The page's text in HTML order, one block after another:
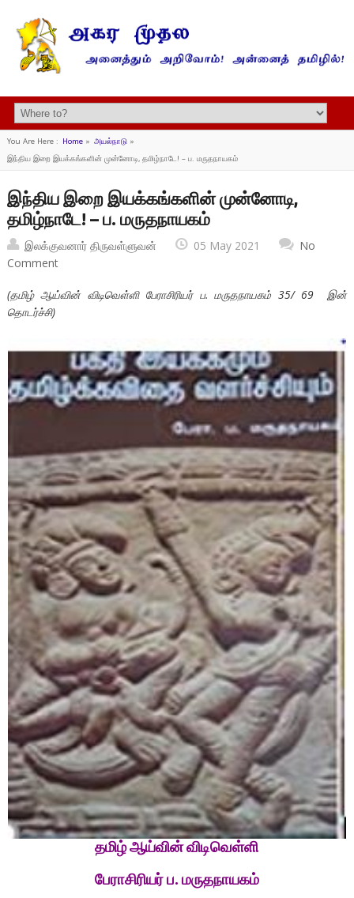
You Are Here : Home» அயல்நாடு»
இந்திய இறை இயக்கங்களின் முன்னோடி, தமிழ்நாடே! – ப. மருதநாயகம்
இந்திய இறை இயக்கங்களின் முன்னோடி,
தமிழ்நாடே! – ப. மருதநாயகம்
இலக்குவனார் திருவள்ளுவன் 05 May 2021
No
Comment
(தமிழ் ஆய்வின் விடிவெள்ளி பேராசிரியர் ப. மருதநாயகம் 35/ 69 இன்
தொடர்ச்சி)
தமிழ் ஆய்வின் விடிவெள்ளி
பேராசிரியர் ப. மருதநாயகம்